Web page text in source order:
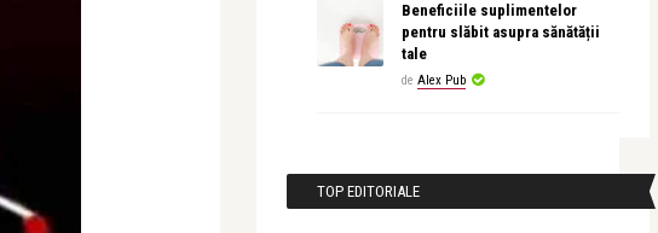
Beneficiile suplimentelor
pentru slăbit asupra sănătății
tale
de Alex Pub
TOP EDITORIALE